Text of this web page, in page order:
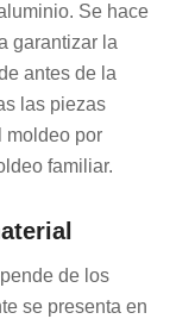
Se hace
garantizar la
antes de la
las piezas
moldeo por
familiar.
de los
se presenta en